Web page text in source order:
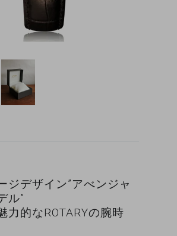
ジデザイン”アべンジャ
ル”
力的なROTARYの腕時